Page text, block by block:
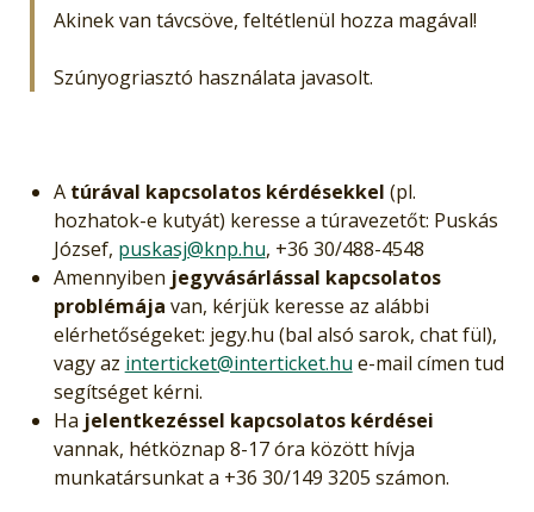
Akinek van távcsöve, feltétlenül hozza magával!
Szúnyogriasztó használata javasolt.
A túrával kapcsolatos kérdésekkel (pl.
hozhatok-e kutyát) keresse a túravezetőt: Puskás
József, puskasj@knp.hu, +36 30/488-4548
Amennyiben jegyvásárlással kapcsolatos
problémája van, kérjük keresse az alábbi
elérhetőségeket: jegy.hu (bal alsó sarok, chat fül),
vagy az interticket@interticket.hu e-mail címen tud
segítséget kérni.
Ha jelentkezéssel kapcsolatos kérdései
vannak, hétköznap 8-17 óra között hívja
munkatársunkat a +36 30/149 3205 számon.